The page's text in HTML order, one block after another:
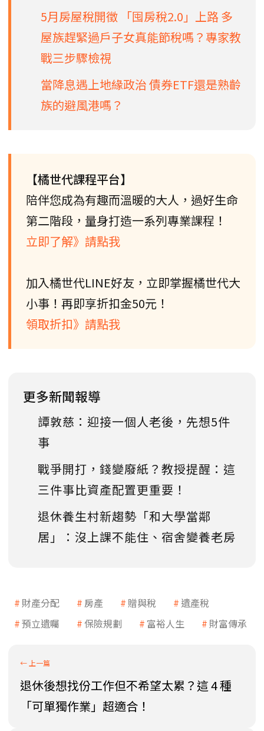
5月房屋稅開徵 「囤房稅2.0」上路 多
屋族趕緊過戶子女真能節稅嗎？專家教
戰三步驟檢視
當降息遇上地緣政治 債券ETF還是熟齡
族的避風港嗎？
【橘世代課程平台】
陪伴您成為有趣而溫暖的大人，過好生命
第二階段，量身打造一系列專業課程！
立即了解》請點我
加入橘世代LINE好友，立即掌握橘世代大
小事！再即享折扣金50元！
領取折扣》請點我
更多新聞報導
譚敦慈：迎接一個人老後，先想5件
事
戰爭開打，錢變廢紙？教授提醒：這
三件事比資產配置更重要！
退休養生村新趨勢「和大學當鄰
居」：沒上課不能住、宿舍變養老房
財產分配 房產 贈與稅
遺產稅
預立遺囑
保險規劃 富裕人生 財富傳承
退休後想找份工作但不希望太累？這 4 種
「可單獨作業」超適合！